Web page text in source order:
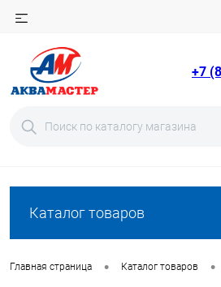
+7
Каталог товаров
Главная страница • Каталог товаров •